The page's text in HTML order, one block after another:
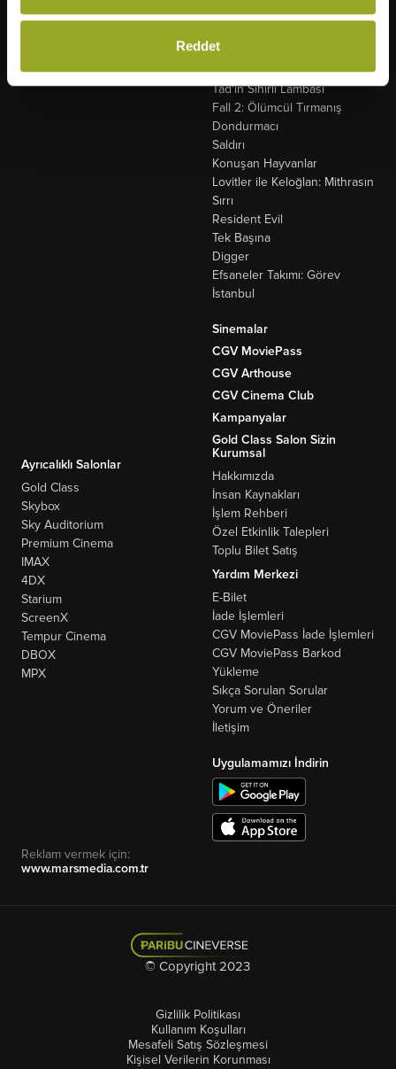
Reddet
Coyote Acme'ye Karşı
Köpek ve Yıldızlar
Sadece Bir Gece
Tad'in Sihirli Lambası
Fall 2: Ölümcül Tırmanış
Dondurmacı
Saldırı
Konuşan Hayvanlar
Lovitler ile Keloğlan: Mithrasın
Sırrı
Resident Evil
Tek Başına
Digger
Efsaneler Takımı: Görev
İstanbul
Sinemalar
CGV MoviePass
CGV Arthouse
CGV Cinema Club
Kampanyalar
Gold Class Salon Sizin
Ayrıcalıklı Salonlar
Gold Class
Skybox
Sky Auditorium
Premium Cinema
IMAX
4DX
Starium
ScreenX
Tempur Cinema
DBOX
MPX
Kurumsal
Hakkımızda
İnsan Kaynakları
İşlem Rehberi
Özel Etkinlik Talepleri
Toplu Bilet Satış
Yardım Merkezi
E-Bilet
İade İşlemleri
CGV MoviePass İade İşlemleri
CGV MoviePass Barkod
Yükleme
Sıkça Sorulan Sorular
Yorum ve Öneriler
İletişim
Uygulamamızı İndirin
Reklam vermek için:
www.marsmedia.com.tr
© Copyright 2023
Gizlilik Politikası
Kullanım Koşulları
Mesafeli Satış Sözleşmesi
Kişisel Verilerin Korunması